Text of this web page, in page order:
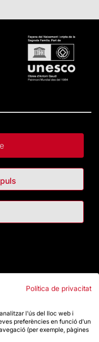
Política de privacitat
l'ús del lloc web i
preferències en funció d'un
(per exemple, pàgines